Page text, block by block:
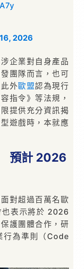
2026
企業對自身產品
團隊而言，也可
外歐盟認為現行
指令》等法規，
提供充分資訊揭
遊戲時，本就應
預計 2026
對超過百萬名歐
也表示將於 2026
護團體合作，研
行為準則（Code